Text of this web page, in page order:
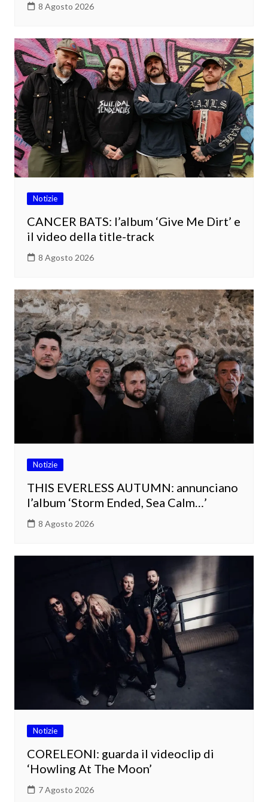
8 Agosto 2026
Notizie
CANCER BATS: l’album ‘Give Me Dirt’ e
il video della title-track
8 Agosto 2026
Notizie
THIS EVERLESS AUTUMN: annunciano
l’album ‘Storm Ended, Sea Calm…’
8 Agosto 2026
Notizie
CORELEONI: guarda il videoclip di
‘Howling At The Moon’
7 Agosto 2026